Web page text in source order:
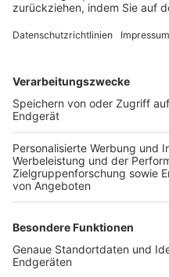
FOLGE DEM BFV
TOP-VEREINE
TOP-PARTNER